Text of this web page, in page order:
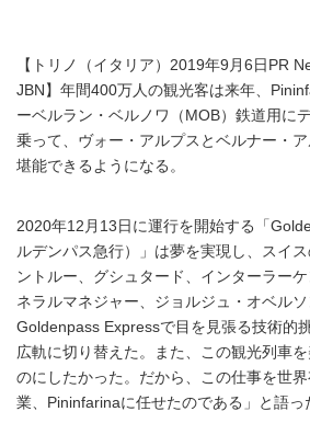
【トリノ（イタリア）2019年9月6日PR
JBN】年間400万人の観光客は来年、
ーベルラン・ベルノワ（MOB）鉄道用に
乗って、ヴォー・アルプスとベルナー・
堪能できるようになる。
2020年12月13日に運行を開始する「
ルデンパス急行）」は夢を実現し、スイ
ントルー、グシュタード、インターラー
ネラルマネジャー、ジョルジュ・オベル
Goldenpass Expressで目を見張る技術的
広軌に切り替えた。また、この観光列車
のにしたかった。だから、この仕事を世
業、Pininfarinaに任せたのである」と語っ